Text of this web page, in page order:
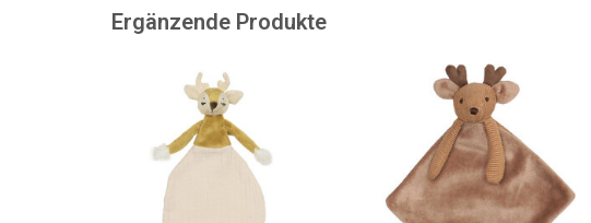
Ergänzende Produkte
Ein Reh als Babykuscheltier.
ZUM WARENKORB HINZUFÜGEN
Ein Elch als Kuscheltuch!!!
ZUM WARENKORB HINZUFÜGEN